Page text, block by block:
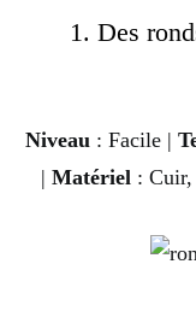
1. Des
Niveau: Facile |
| Matériel :